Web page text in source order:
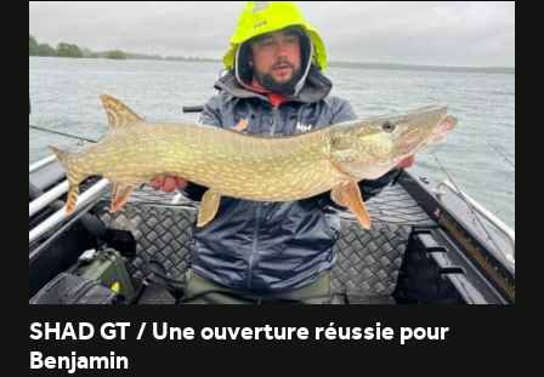
SHAD GT / Une ouverture réussie pour
Benjamin